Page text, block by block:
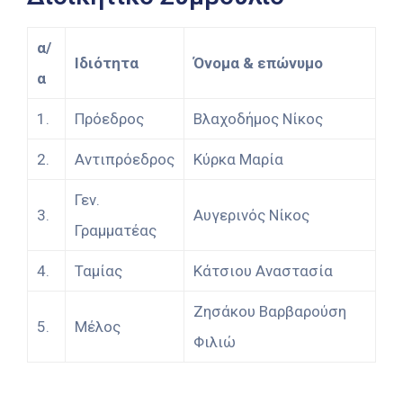
α/
α
Ιδιότητα Όνομα & επώνυμο
1. Πρόεδρος Βλαχοδήμος Νίκος
2. Αντιπρόεδρος Κύρκα Μαρία
3.
Γεν.
Γραμματέας
Αυγερινός Νίκος
4. Ταμίας Κάτσιου Αναστασία
5. Μέλος
Ζησάκου Βαρβαρούση
Φιλιώ